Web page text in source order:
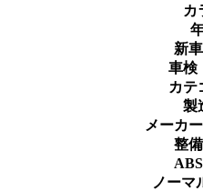
カ
新
車検
カテ
製
メーカ
整備
ABS
ノーマ